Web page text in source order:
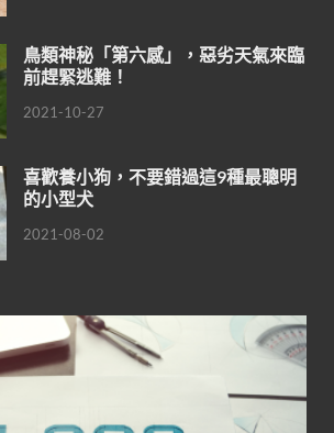
鳥類神秘「第六感」，惡劣天氣來臨
前趕緊逃難！
2021-10-27
喜歡養小狗，不要錯過這9種最聰明
的小型犬
2021-08-02